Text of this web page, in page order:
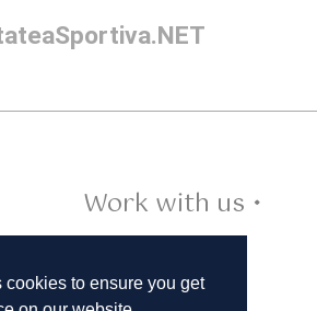
to ensure you get
Work with us •